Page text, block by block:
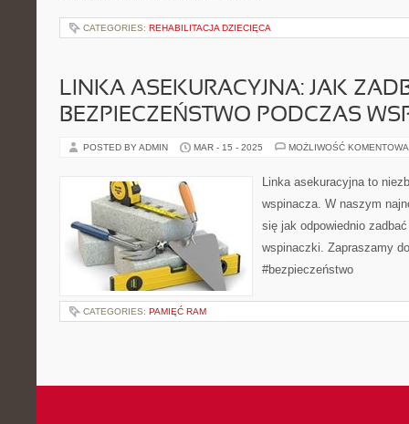
CATEGORIES: REHABILITACJA DZIECIĘCA
LINKA ASEKURACYJNA: JAK
BEZPIECZEŃSTWO PODCZAS
POSTED BY ADMIN MAR - 15 - 2025 MOŻLIWOŚĆ
Linka asekuracyjna to
wspinacza. W naszym
się jak odpowiednio
wspinaczki. Zapraszamy
#bezpieczeństwo
CATEGORIES: PAMIĘĆ RAM